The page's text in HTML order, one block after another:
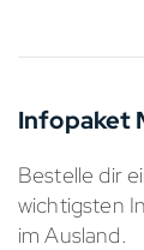
Infopaket
Bestelle dir
wichtigsten
im Ausland.